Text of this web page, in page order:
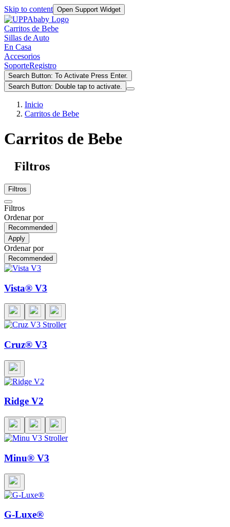
Skip to content Open Support Widget
Carritos de Bebe
Sillas de Auto
En Casa
Accesorios
SoporteRegistro
Search Button: To Activate Press Enter.
Search Button: Double tap to activate.
Inicio
Carritos de Bebe
Carritos de Bebe
Filtros
Filtros
Filtros
Ordenar por
Recommended
Apply
Ordenar por
Recommended
Vista® V3
Cruz® V3
Ridge V2
Minu® V3
G-Luxe®